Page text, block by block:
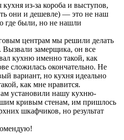
из-за короба и выступов,
они и дешевле) — это не наш
где были, но не нашли
центрам мы решили делать
Вызвали замерщика, он все
кухню именно такой, как
сложилась окончательно. Не
вариант, но кухня идеально
как мне нравится.
установили нашу кухню-
кривым стенам, им пришлось
шкафчиков, но результат